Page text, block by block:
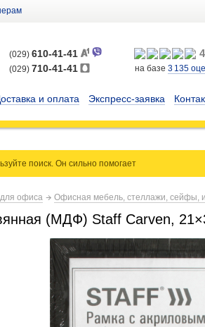
(029) 610-41-41
(029) 710-41-41 на базе 3 135
и оплата Экспресс-заявка
поиск. Он сильнопомогает
для офиса Офисная мебель, стеллажи, сейфы,
(МДФ) Staff Carven,